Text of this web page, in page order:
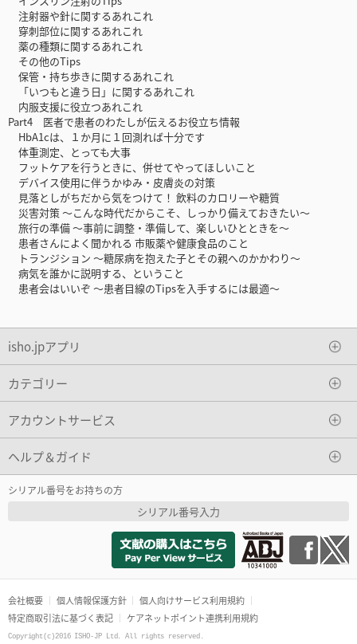
注射器や針に関するあれこれ
穿刺部位に関するあれこれ
薬の種類に関するあれこれ
その他のTips
保管・持ち歩きに関するあれこれ
「いつもと違う日」に関するあれこれ
内服支援に役立つあれこれ
Part4 医者で患者のわたしが伝えるお役立ち情報
HbA1cは、１か月に１回測れば十分です
体重測定、とっても大事
フットケアを行うときに、併せてやってほしいこと
デバイス使用に伴うかゆみ・皮膚炎の対策
見落としがちだから気をつけて！ 飲料のカロリーや糖質
災害対策 ～こんな時代だからこそ、しっかり備えておきたい～
旅行の準備 ～事前に調整・準備して、楽しいひとときを～
患者さんによく聞かれる 市販薬や健康食品のこと
トランジション ～糖尿病を抱えた子とその親へのかかわり～
病気を誰かに説明する、ということ
患者会はいいぞ ～患者目線のTipsを入手するには最適～
isho.jpアプリ
カテゴリー
アカウントサービス
ヘルプ＆ガイド
シリアル番号をお持ちの方
シリアル番号入力
会社概要 個人情報保護方針
個人向けサービス利用規約
特定商取引法に基づく表記
ケアネットポイント連携利用規約
Copyright(c)2016 ISHO-JP Ltd. All rights reserved.